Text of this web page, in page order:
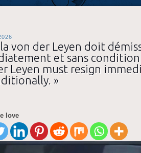
von der Leyen doit
et sans condition
Leyen must resign
»
love